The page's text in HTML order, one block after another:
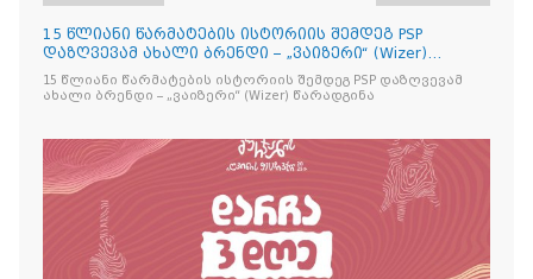
15 წლიანი წარმატების ისტორიის შემდეგ PSP
დაზღვევამ ახალი ბრენდი – „ვაიზერი“ (Wizer)
წარადგინა
15 წლიანი წარმატების ისტორიის შემდეგ PSP დაზღვევამ
ახალი ბრენდი – „ვაიზერი“ (Wizer) წარადგინა